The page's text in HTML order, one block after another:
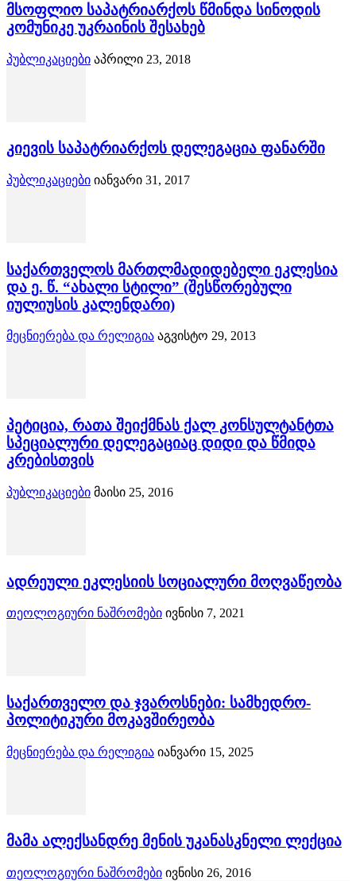
მსოფლიო საპატრიარქოს წმინდა სინოდის
კომუნიკე უკრაინის შესახებ
პუბლიკაციები აპრილი 23, 2018
კიევის საპატრიარქოს დელეგაცია ფანარში
პუბლიკაციები იანვარი 31, 2017
საქართველოს მართლმადიდებელი ეკლესია
და ე. წ. “ახალი სტილი” (შესწორებული
იულიუსის კალენდარი)
მეცნიერება და რელიგია აგვისტო 29, 2013
პეტიცია, რათა შეიქმნას ქალ კონსულტანტთა
სპეციალური დელეგაციაც დიდი და წმიდა
კრებისთვის
პუბლიკაციები მაისი 25, 2016
ადრეული ეკლესიის სოციალური მოღვაწეობა
თეოლოგიური ნაშრომები ივნისი 7, 2021
საქართველო და ჯვაროსნები: სამხედრო-
პოლიტიკური მოკავშირეობა
მეცნიერება და რელიგია იანვარი 15, 2025
მამა ალექსანდრე მენის უკანასკნელი ლექცია
თეოლოგიური ნაშრომები ივნისი 26, 2016